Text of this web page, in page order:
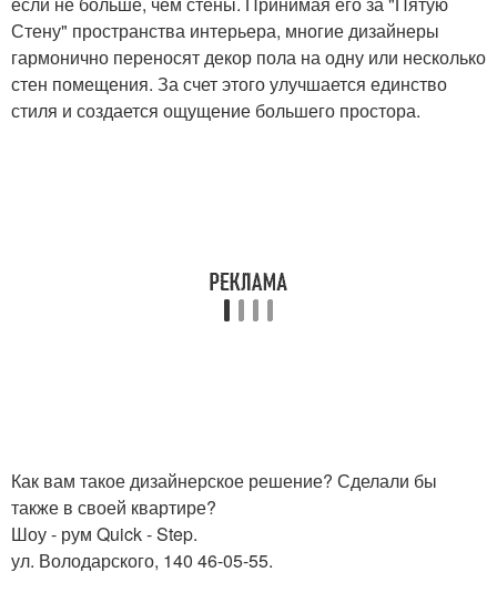
Стену" пространства интерьера, многие дизайнеры
гармонично переносят декор пола на одну или несколько
стен помещения. За счет этого улучшается единство
стиля и создается ощущение большего простора.
Как вам такое дизайнерское решение? Сделали бы
также в своей квартире?
Шоу - рум Quick - Step.
ул. Володарского, 140 46-05-55.